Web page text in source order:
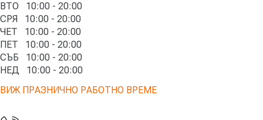
ВТО 10:00 - 20:00
СРЯ 10:00 - 20:00
ЧЕТ 10:00 - 20:00
ПЕТ 10:00 - 20:00
СЪБ 10:00 - 20:00
НЕД 10:00 - 20:00
ВИЖ ПРАЗНИЧНО РАБОТНО ВРЕМЕ